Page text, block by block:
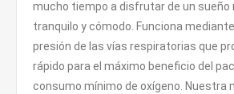
mucho tiempo a disfrutar de un sueño
tranquilo y cómodo. Funciona
presión de las vías respiratorias que
rápido para el máximo beneficio del
consumo mínimo de oxígeno. Nuestra